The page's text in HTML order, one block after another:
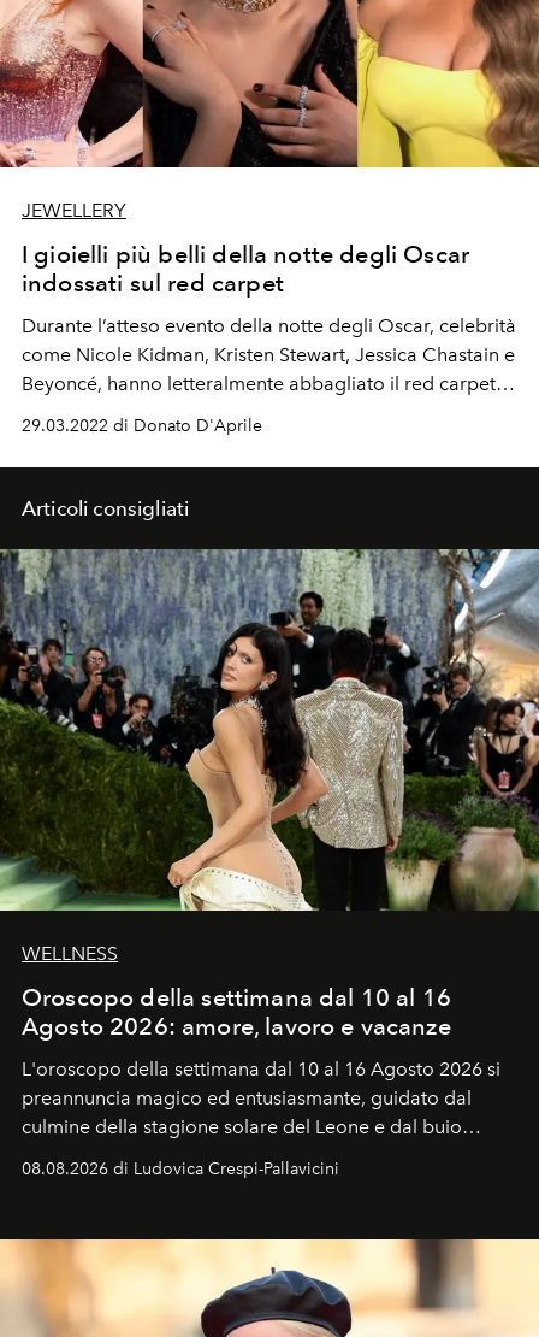
JEWELLERY
I gioielli più belli della notte degli Oscar
indossati sul red carpet
Durante l’atteso evento della notte degli Oscar, celebrità
come Nicole Kidman, Kristen Stewart, Jessica Chastain e
Beyoncé, hanno letteralmente abbagliato il red carpet.
Quali gioielli hanno indossato?
29.03.2022 di Donato D'Aprile
Articoli consigliati
WELLNESS
Oroscopo della settimana dal 10 al 16
Agosto 2026: amore, lavoro e vacanze
L'oroscopo della settimana dal 10 al 16 Agosto 2026 si
preannuncia magico ed entusiasmante, guidato dal
culmine della stagione solare del Leone e dal buio
favorevole della Luna nuova in Leone del 12 agosto,
ideale per la notte delle Perseidi.
08.08.2026 di Ludovica Crespi-Pallavicini